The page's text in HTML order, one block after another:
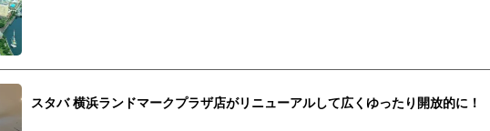
スタバ 横浜ランドマークプラザ店がリニューアルして広くゆったり開放的に！